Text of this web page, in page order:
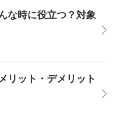
な時に役立つ？対象
リット・デメリット